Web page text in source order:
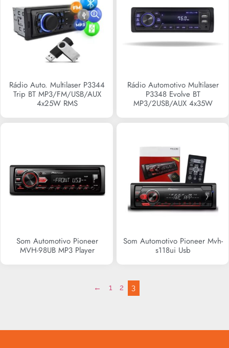
Rádio Auto. Multilaser P3344
Trip BT MP3/FM/USB/AUX
4x25W RMS
Rádio Automotivo Multilaser
P3348 Evolve BT
MP3/2USB/AUX 4x35W
Som Automotivo Pioneer
MVH-98UB MP3 Player
Som Automotivo Pioneer Mvh-
s118ui Usb
← 1 2 3